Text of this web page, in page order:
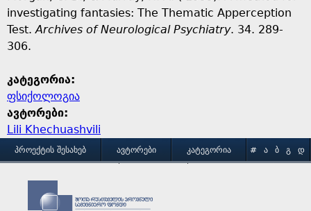
investigating fantasies: The Thematic Apperception
Test.Archives of Neurological Psychiatry. 34. 289-
306.
კატეგორია:
ფსიქოლოგია
ავტორები:
Lili Khechuashvili
MᲞᲠᲝᲔᲥᲢᲘᲡ ᲨᲔᲡᲐᲮᲔᲑ ᲐᲕᲢᲝᲠᲔᲑᲘ ᲙᲐᲢᲔᲒᲝᲠᲘᲐ # Ა Ბ Გ
Დ